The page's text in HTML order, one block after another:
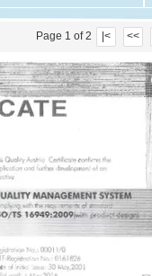
Centrumdekking van het
Vrachtwagenwiel
Page 1 of 2
|< <<